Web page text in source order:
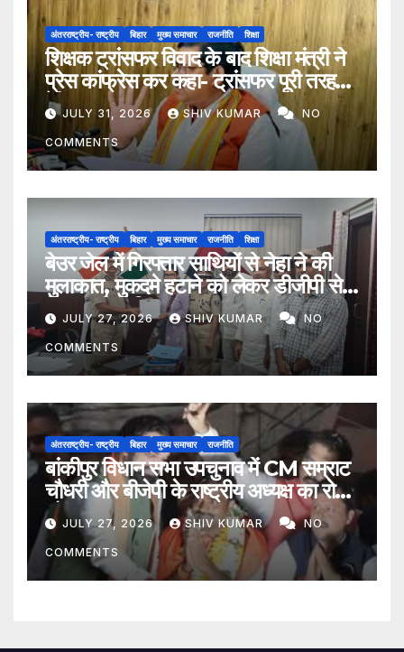
अंतरराष्ट्रीय- राष्ट्रीय बिहार मुख्य समाचार राजनीति शिक्षा
शिक्षक ट्रांसफर विवाद के बाद शिक्षा मंत्री ने
प्रेस कांफ्रेस कर कहा- ट्रांसफर पूरी तरह
ऐच्छिक
JULY 31, 2026 SHIV KUMAR NO
COMMENTS
अंतरराष्ट्रीय- राष्ट्रीय बिहार मुख्य समाचार राजनीति शिक्षा
बेउर जेल में गिरफ्तार साथियों से नेहा ने की
मुलाकात, मुकदमे हटाने को लेकर डीजीपी से
मिला प्रतिनिधिमंडल
JULY 27, 2026 SHIV KUMAR NO
COMMENTS
अंतरराष्ट्रीय- राष्ट्रीय बिहार मुख्य समाचार राजनीति
बांकीपुर विधान सभा उपचुनाव में CM सम्राट
चौधरी और बीजेपी के राष्ट्रीय अध्यक्ष का रोड
शोJULY 27, 2026 SHIV KUMAR NO
COMMENTS